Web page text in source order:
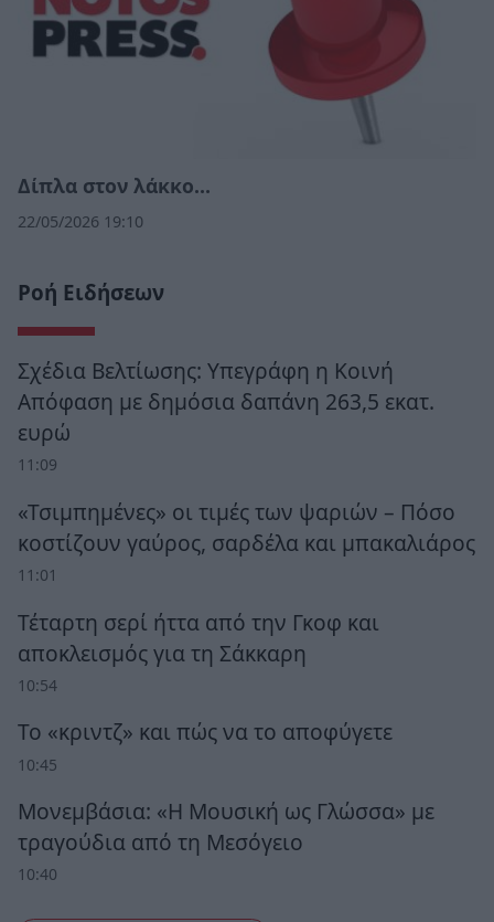
Δίπλα στον λάκκο…
22/05/2026 19:10
Ροή Ειδήσεων
Σχέδια Βελτίωσης: Υπεγράφη η Κοινή
Απόφαση με δημόσια δαπάνη 263,5 εκατ.
ευρώ
11:09
«Τσιμπημένες» οι τιμές των ψαριών – Πόσο
κοστίζουν γαύρος, σαρδέλα και μπακαλιάρος
11:01
Τέταρτη σερί ήττα από την Γκοφ και
αποκλεισμός για τη Σάκκαρη
10:54
Το «κριντζ» και πώς να το αποφύγετε
10:45
Μονεμβάσια: «Η Μουσική ως Γλώσσα» με
τραγούδια από τη Μεσόγειο
10:40